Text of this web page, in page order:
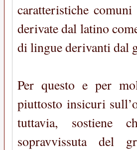
caratteristiche
derivate dal latino
di lingue derivanti dal
Per questo e per
piuttosto insicuri
tuttavia, sostiene
sopravvissuta del